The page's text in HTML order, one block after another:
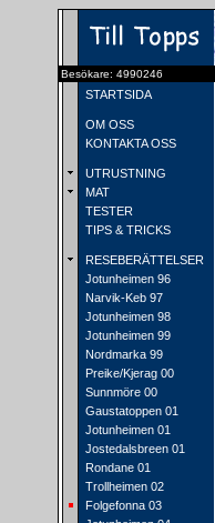
Besökare: 4990246
STARTSIDA
OM OSS
KONTAKTA OSS
UTRUSTNING
MAT
TESTER
TIPS & TRICKS
RESEBERÄTTELSER
Jotunheimen 96
Narvik-Keb 97
Jotunheimen 98
Jotunheimen 99
Nordmarka 99
Preike/Kjerag 00
Sunnmöre 00
Gaustatoppen 01
Jotunheimen 01
Jostedalsbreen 01
Rondane 01
Trollheimen 02
Folgefonna 03